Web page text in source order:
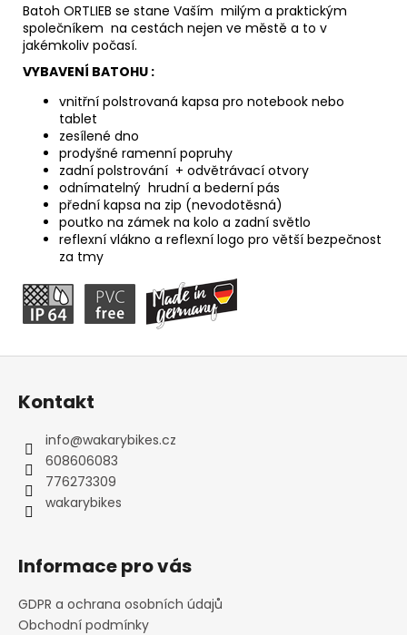
Batoh ORTLIEB se stane Vaším milým a praktickým
společníkem na cestách nejen ve městě a to v
jakémkoliv počasí.
VYBAVENÍ BATOHU :
vnitřní polstrovaná kapsa pro notebook nebo
tablet
zesílené dno
prodyšné ramenní popruhy
zadní polstrování + odvětrávací otvory
odnímatelný hrudní a bederní pás
přední kapsa na zip (nevodotěsná)
poutko na zámek na kolo a zadní světlo
reflexní vlákno a reflexní logo pro větší bezpečnost
za tmy
Z
Kontakt
info@wakarybikes.cz
608606083
776273309
wakarybikes
Informace pro vás
GDPR a ochrana osobních údajů
Obchodní podmínky